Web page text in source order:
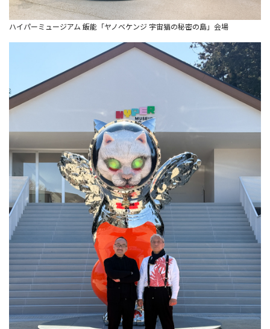
ハイパーミュージアム 飯能「ヤノベケンジ 宇宙猫の秘密の島」会場